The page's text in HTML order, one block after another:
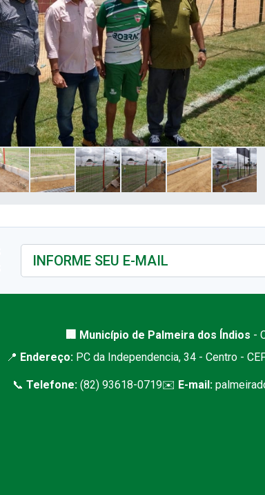
🏢 Município de Palmeira dos Índios -
📍 Endereço: PC da Independencia, 34 - Centro -
📞 Telefone:(82) 93618-0719✉️ E-mail: